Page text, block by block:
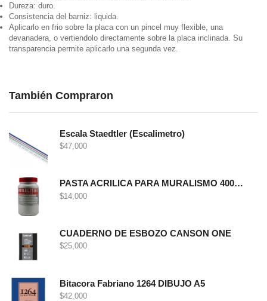
Dureza: duro.
Consistencia del barniz: liquida.
Aplicarlo en frio sobre la placa con un pincel muy flexible, una
devanadera, o vertiendolo directamente sobre la placa inclinada. Su
transparencia permite aplicarlo una segunda vez.
También Compraron
Escala Staedtler (Escalimetro)
$47,000
PASTA ACRILICA PARA MURALISMO 400 GRS
$14,000
CUADERNO DE ESBOZO CANSON ONE
$25,000
Bitacora Fabriano 1264 DIBUJO A5
$42,000